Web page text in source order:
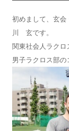
初めまして、玄
川 玄です。
関東社会人ラクロ
男子ラクロス部の